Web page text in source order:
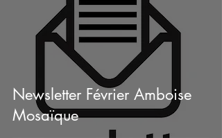
Newsletter Février Amboise
Mosaïque